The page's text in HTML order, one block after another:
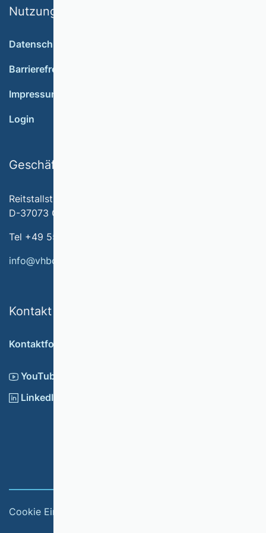
Nutzungsbedingungen
Datenschutz
Barrierefreiheit
Impressum
Login
Geschäftsstelle
Reitstallstr. 7
D-37073 Göttingen
Tel +49 551 79778-566
info@vhbonline.org
Kontakt
Kontaktformular
YouTube
LinkedIn
Cookie Einstellungen